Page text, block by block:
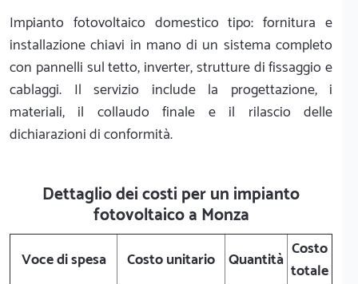
Impianto fotovoltaico domestico tipo: fornitura e
installazione chiavi in mano di un sistema completo
con pannelli sul tetto, inverter, strutture di fissaggio e
cablaggi. Il servizio include la progettazione, i
materiali, il collaudo finale e il rilascio delle
dichiarazioni di conformità.
Dettaglio dei costi per un impianto
fotovoltaico a Monza
Voce di spesa Costo unitario Quantità Costo
totale